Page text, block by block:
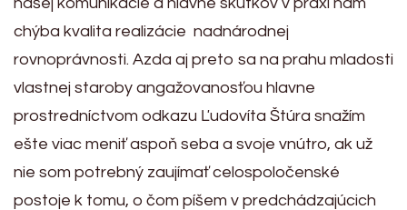
chýba kvalita realizácie nadnárodnej
rovnoprávnosti. Azda aj preto sa na prahu mladosti
vlastnej staroby angažovanosťou hlavne
prostredníctvom odkazu Ľudovíta Štúra snažím
ešte viac meniť aspoň seba a svoje vnútro, ak už
nie som potrebný zaujímať celospoločenské
postoje k tomu, o čom píšem v predchádzajúcich